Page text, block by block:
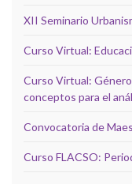
XII Seminario
Curso Virtual:
Curso Virtual:
conceptos para el
Convocatoria de
Curso FLACSO: